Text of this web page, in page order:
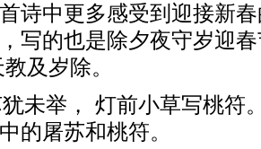
诗中更多感受到迎接新
，写的也是除夕夜守岁迎
及岁除。
未举， 灯前小草写桃符
的屠苏和桃符。